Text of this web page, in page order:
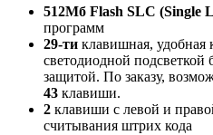
512Мб Flash SLC (Single
программ
29-ти клавишная, удобная
светодиодной подсветкой
защитой. По заказу,
43 клавиши.
2 клавиши с левой и
считывания штрих кода